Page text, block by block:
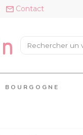
Contact
BOURGOGNE